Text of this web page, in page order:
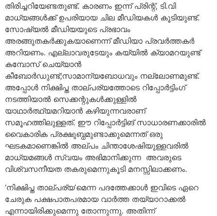
തിരിച്ചറിയേണ്ടതുണ്ട്. കാരണം ഇന്ന് പ്രിന്റ്, ടി.വി
മാധ്യങ്ങള്‍ക്ക് ഉപരിയായ ചില മീഡിയകള്‍ കൂടിയുണ്ട്.
സോഷ്യല്‍ മീഡിയയുടെ പ്രഭാവം
അരങ്ങുതകര്‍ക്കുകയാണെന്ന് മീഡിയാ പ്രവര്‍ത്തകര്‍
അറിയണം. എല്ലാവരുടേയും കയ്യില്‍ ക്യാമറയുണ്ട്
കമ്പോസ് ചെയ്യാന്‍
കീബോര്‍ഡുണ്ട്;സാമാന്യബോധവും നല്ലോണമുണ്ട്.
അപ്പോള്‍ നിക്ഷിപ്ത താല്പര്യത്തോടെ റിപ്പോര്‍ട്ടിംഗ്
നടത്തിയാല്‍ സെക്കന്റുകള്‍ക്കുള്ളില്‍
യാഥാര്‍ത്ഥ്യമറിയാന്‍ കഴിയുന്നവരാണ്
സമൂഹത്തിലുള്ളത്. ഈ റിപ്പോര്‍ട്ടിങ് സാധാരണക്കാരില്‍
വൈകാരിക പ്രക്ഷുബ്ധമുണ്ടാക്കുമെന്നത് ഒരു
ഘടകമാണെങ്കില്‍ അല്പം ചിന്താശേഷിയുള്ളവരില്‍
മാധ്യമങ്ങള്‍ സ്വയം അഭിമാനിക്കുന്ന അവരുടെ
വിശ്വസനീയത തകരുമെന്നുകൂടി മനസ്സിലാക്കണം.
‘നിക്ഷിപ്ത താല്പര്യ’മെന്ന പദത്തേക്കാള്‍ ഇവിടെ ഏറെ
ചേരുക പക്ഷപാതപരമായ വാര്‍ത്ത തയ്യാറാക്കല്‍
എന്നായിരിക്കുമെന്നു തോന്നുന്നു. അതിന്ന്